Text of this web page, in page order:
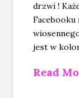
drzwi !
Facebooku
jest w
Read